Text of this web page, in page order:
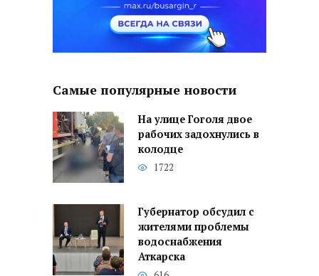
Самые популярные новости
На улице Гоголя двое
рабочих задохнулись в
колодце
1722
Губернатор обсудил с
жителями проблемы
водоснабжения
Аткарска